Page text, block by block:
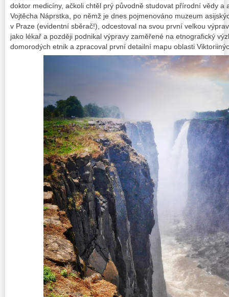
doktor medicíny, ačkoli chtěl prý původně studovat přírodní vědy a
Vojtěcha Náprstka, po němž je dnes pojmenováno muzeum
v Praze (evidentní sběrač!) , odcestoval na svou první velkou
jako lékař a později podnikal výpravy zaměřené na etnografický
domorodých etnik a zpracoval první detailní mapu oblasti